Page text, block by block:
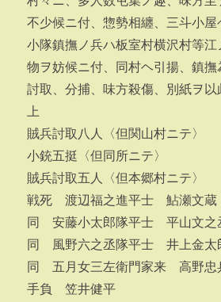
不少候ニ付、惣勢相纏、三斗小
小隊鎮撫ノ兵ハ板室村横沢村等
物ヲ妨候ニ付、同村ヘ引揚、鎮
討取、分捕、味方殺傷、別紙ヲ
上
賊兵討取八人〈但関山村ニテ〉
小銃五挺〈但同所ニテ〉
賊兵討取五人〈但本郷村ニテ〉
戦死 渡辺福之進平士 鮎瀬文蔵
同 安藤小太郎隊平士 平山文之
同 風野六之丞隊平士 井上金太
同 五月女三左衛門家来 高野忠
手負 笠井健平